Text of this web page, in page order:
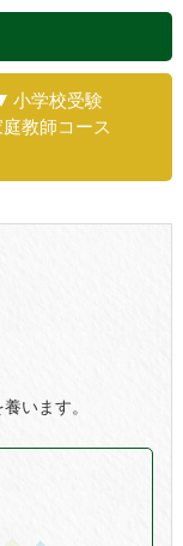
小学校受験
庭教師コース
います。